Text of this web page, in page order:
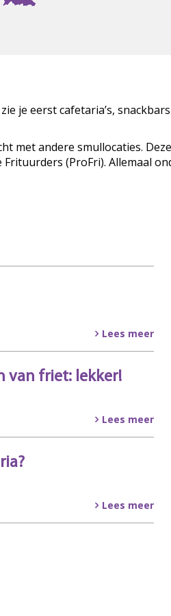
je eerst cafetaria’s,
met andere smullocaties.
(ProFri). Allemaal
Lees meer
van friet: lekker!
Lees meer
Lees meer